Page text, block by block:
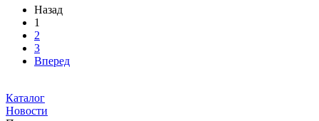
Назад
1
2
3
Вперед
Каталог
Новости